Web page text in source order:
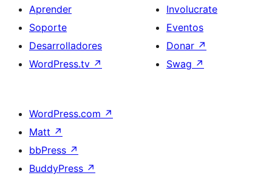
Aprender
Soporte
Desarrolladores
WordPress.tv ↗
Involucrate
Eventos
Donar ↗
Swag ↗
WordPress.com ↗
Matt ↗
bbPress ↗
BuddyPress ↗